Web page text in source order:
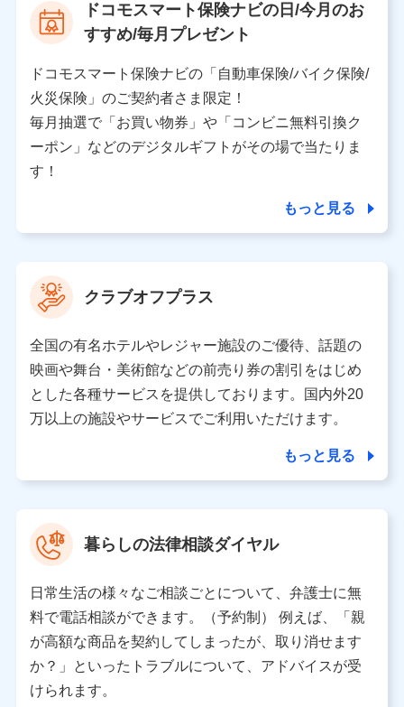
当社又は株式会社NTTドコモが提供する保険関連サービ
スにおけるユーザ登録受付および管理のため
を受けている保険会社・提携会社の保険その他に関する
情報を提供するため、また維持管理等の委託業務遂行の
ため、またそれらに付帯、関連する当社、株式会社NTT
ドコモおよび提携会社のサービスを案内、提供するため
（各サービスで取得したサービス利用履歴、ウェブサイ
トの閲覧履歴、購買履歴、ご契約内容等のパーソナルデ
ータを分析して、お客さまの趣味・嗜好・傾向に応じた
上記に係る案内・手続き・管理等付帯業務を行うため
【当該個人データの管理について責任を有する者の名称・住
所・代表者名】
当該個人データを取り扱う各共同利用者（詳細は次のとお
り）
東京都千代田区永田町2丁目11番1号 山王パークタワー
株式会社NTTドコモ 代表取締役社長 前田 義晃
東京都中央区日本橋人形町2-14-10 アーバンネット日本橋
ビル 3F
※ 当社および株式会社NTTドコモは、お客さまの情報を利
データ憲章」に定める行動原則を順守します 。
※ パーソナルデータダッシュボードの「第三者提供の管
理」の設定状態にかかわらず、共同利用する場合がありま
※ dポイントクラブ会員ではないお客さま（2019年12月11
日以降、一度もdポイントクラブ会員であったことがないお
ドコモスマート保険ナビの日/今月のお
すすめ/毎月プレゼント
ドコモスマート保険ナビの「自動車保険/バイク保険/
火災保険」のご契約者さま限定！
毎月抽選で「お買い物券」や「コンビニ無料引換ク
ーポン」などのデジタルギフトがその場で当たりま
す！
もっと見る
クラブオフプラス
全国の有名ホテルやレジャー施設のご優待、話題の
映画や舞台・美術館などの前売り券の割引をはじめ
とした各種サービスを提供しております。国内外20
万以上の施設やサービスでご利用いただけます。
もっと見る
暮らしの法律相談ダイヤル
日常生活の様々なご相談ごとについて、弁護士に無
料で電話相談ができます。（予約制） 例えば、「親
が高額な商品を契約してしまったが、取り消せます
か？」といったトラブルについて、アドバイスが受
けられます。